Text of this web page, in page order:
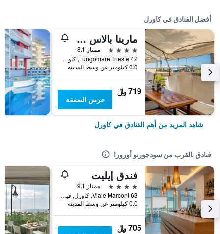
أفضل الفنادق في كاورل
مارينا بالاس هوتل
4 نجوم
ممتاز 8.1
Lungomare Trieste 42, كاورل, فينيتو, إيطاليا
0.0 كيلومتر عن وسط المدينة
719 ﷼
عرض الصفقة
شاهد المزيد من أهم الفنادق في كاورل
فنادق بالقرب من سودجورنو أورورا
فندق إيليت
4 نجوم
ممتاز 9.1
Viale Marconi 63, كاورل, فينيتو, إيطاليا
0.0 كيلومتر عن وسط المدينة
705 ﷼